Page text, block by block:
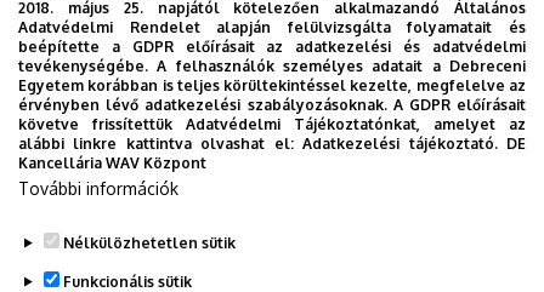
készített. Az alkalmazás bevezetésével célunk, hogy
segítsünk eligazodni az egyetemi mindennapokban, a
tanulmányaiddal kapcsolatban gyorsan elérhető
információkat biztosítsunk, útmutatót adjunk az egyetemi
évek során felmerülő helyzetekkel, kérdésekkel
kapcsolatban, továbbá „zsebközelbe” hozzuk az Egyetem
és Debrecen város kulturális és sport életét.
2018. május 25. napjától kötelezően alkalmazandó Általános
Adatvédelmi Rendelet alapján felülvizsgálta folyamatait és
beépítette a GDPR előírásait az adatkezelési és adatvédelmi
tevékenységébe. A felhasználók személyes adatait a Debreceni
Egyetem korábban is teljes körültekintéssel kezelte, megfelelve az
érvényben lévő adatkezelési szabályozásoknak. A GDPR előírásait
követve frissítettük Adatvédelmi Tájékoztatónkat, amelyet az
alábbi linkre kattintva olvashat el:Adatkezelési tájékoztató. DE
Kancellária WAV Központ
További információk
Nélkülözhetetlen sütik
Funkcionális sütik